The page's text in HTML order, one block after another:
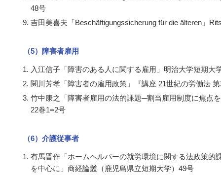
48号
吉田美喜夫「Beschäftigungssicherung für die älteren 」
（5）障害者雇用
入江信子「障害のある人に関する雇用」明治大学短期大
関川芳孝「障害者の雇用政策」『講座 21世紀の労働法
竹中康之「障害者雇用の法的課題─割当雇用制度に焦点
22巻1=2号
（6）介護従事者
有馬晋作「ホームヘルパーの就労環境に関する法政策的
を中心に」商経論叢（鹿児島県立短期大学）49号